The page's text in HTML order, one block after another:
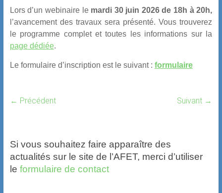
Lors d’un webinaire le mardi 30 juin 2026 de 18h à 20h,
l’avancement des travaux sera présenté.Vous trouverez
le programme complet et toutes les informations sur la
page dédiée.
Le formulaire d’inscription est le suivant : formulaire
← Précédent Suivant →
Si vous souhaitez faire apparaître des
actualités sur le site de l’AFET, merci d’utiliser
le formulaire de contact